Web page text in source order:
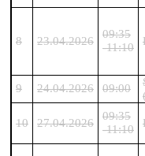
8 23.04.2026
09:35
-11:10
9 24.04.2026 09:00
10 27.04.2026
09:35
-11:10